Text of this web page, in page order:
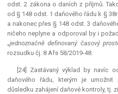
odst. 2 zákona o daních z příjmů.
od § 148 odst. 1 daňového řádu k §
a nakonec přes § 148 odst. 3
ničeho neplyne a odporoval by i
„jednoznačně definovaný časový
rozsudku čj. 8 Afs 58/2019-48.
[24] Zastávaný výklad by navíc
daňového řádu, kterým je umožnit
důsledku zahájení daňové kontroly, tj.